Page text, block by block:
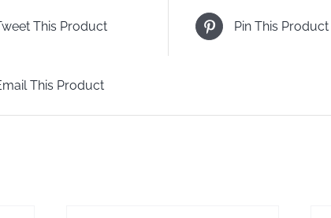
This Product Pin This Product
This Product